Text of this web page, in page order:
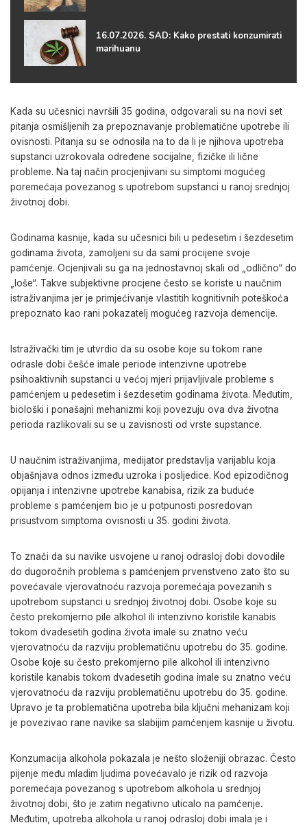
16.07.2026. SAD: Kako prestati konzumirati
marihuanu
Kada su učesnici navršili 35 godina, odgovarali su na novi set
pitanja osmišljenih za prepoznavanje problematične upotrebe ili
ovisnosti. Pitanja su se odnosila na to da li je njihova upotreba
supstanci uzrokovala određene socijalne, fizičke ili lične
probleme. Na taj način procjenjivani su simptomi mogućeg
poremećaja povezanog s upotrebom supstanci u ranoj srednjoj
životnoj dobi.
Godinama kasnije, kada su učesnici bili u pedesetim i šezdesetim
godinama života, zamoljeni su da sami procijene svoje
pamćenje. Ocjenjivali su ga na jednostavnoj skali od „odlično“ do
„loše“. Takve subjektivne procjene često se koriste u naučnim
istraživanjima jer je primjećivanje vlastitih kognitivnih poteškoća
prepoznato kao rani pokazatelj mogućeg razvoja demencije.
Istraživački tim je utvrdio da su osobe koje su tokom rane
odrasle dobi češće imale periode intenzivne upotrebe
psihoaktivnih supstanci u većoj mjeri prijavljivale probleme s
pamćenjem u pedesetim i šezdesetim godinama života. Međutim,
biološki i ponašajni mehanizmi koji povezuju ova dva životna
perioda razlikovali su se u zavisnosti od vrste supstance.
U naučnim istraživanjima, medijator predstavlja varijablu koja
objašnjava odnos između uzroka i posljedice. Kod epizodičnog
opijanja i intenzivne upotrebe kanabisa, rizik za buduće
probleme s pamćenjem bio je u potpunosti posredovan
prisustvom simptoma ovisnosti u 35. godini života.
To znači da su navike usvojene u ranoj odrasloj dobi dovodile
do dugoročnih problema s pamćenjem prvenstveno zato što su
povećavale vjerovatnoću razvoja poremećaja povezanih s
upotrebom supstanci u srednjoj životnoj dobi. Osobe koje su
često prekomjerno pile alkohol ili intenzivno koristile kanabis
tokom dvadesetih godina života imale su znatno veću
vjerovatnoću da razviju problematičnu upotrebu do 35. godine.
Osobe koje su često prekomjerno pile alkohol ili intenzivno
koristile kanabis tokom dvadesetih godina imale su znatno veću
vjerovatnoću da razviju problematičnu upotrebu do 35. godine.
Upravo je ta problematična upotreba bila ključni mehanizam koji
je povezivao rane navike sa slabijim pamćenjem kasnije u životu.
Konzumacija alkohola pokazala je nešto složeniji obrazac. Često
pijenje među mladim ljudima povećavalo je rizik od razvoja
poremećaja povezanog s upotrebom alkohola u srednjoj
životnoj dobi, što je zatim negativno uticalo na pamćenje.
Međutim, upotreba alkohola u ranoj odrasloj dobi imala je i